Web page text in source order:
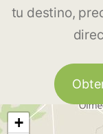
tu destino,
+